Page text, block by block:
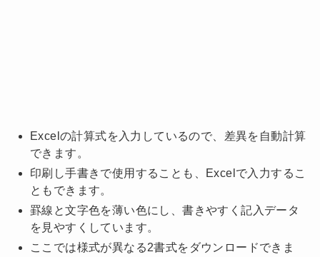
Excelの計算式を入力しているので、差異を自動計算
できます。
印刷し手書きで使用することも、Excelで入力するこ
ともできます。
罫線と文字色を薄い色にし、書きやすく記入データ
を見やすくしています。
ここでは様式が異なる2書式をダウンロードできま